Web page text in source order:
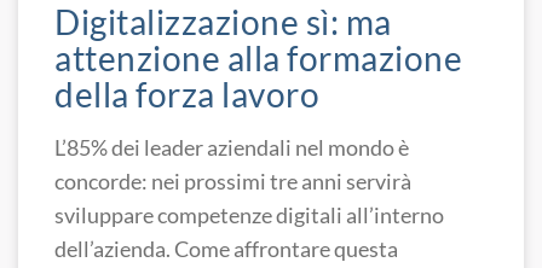
Digitalizzazione sì: ma
attenzione alla formazione
della forza lavoro
L’85% dei leader aziendali nel mondo è
concorde: nei prossimi tre anni servirà
sviluppare competenze digitali all’interno
dell’azienda. Come affrontare questa